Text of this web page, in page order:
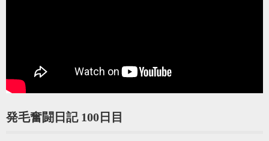
発毛奮闘日記 100日目